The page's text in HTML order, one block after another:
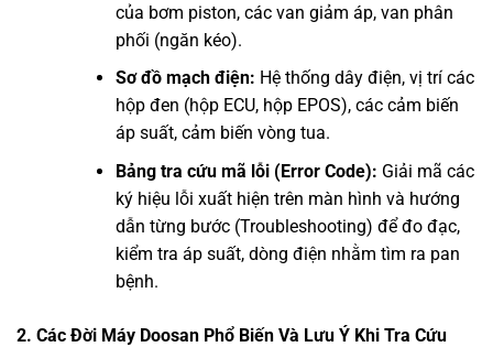
của bơm piston, các van giảm áp, van phân
phối (ngăn kéo).
Sơ đồ mạch điện: Hệ thống dây điện, vị trí các
hộp đen (hộp ECU, hộp EPOS), các cảm biến
áp suất, cảm biến vòng tua.
Bảng tra cứu mã lỗi (Error Code): Giải mã các
ký hiệu lỗi xuất hiện trên màn hình và hướng
dẫn từng bước (Troubleshooting) để đo đạc,
kiểm tra áp suất, dòng điện nhằm tìm ra pan
bệnh.
2. Các Đời Máy Doosan Phổ Biến Và Lưu Ý Khi Tra Cứu